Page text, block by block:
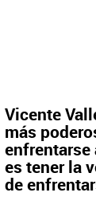
Vicente
más
enfrentarse
es tener la
de